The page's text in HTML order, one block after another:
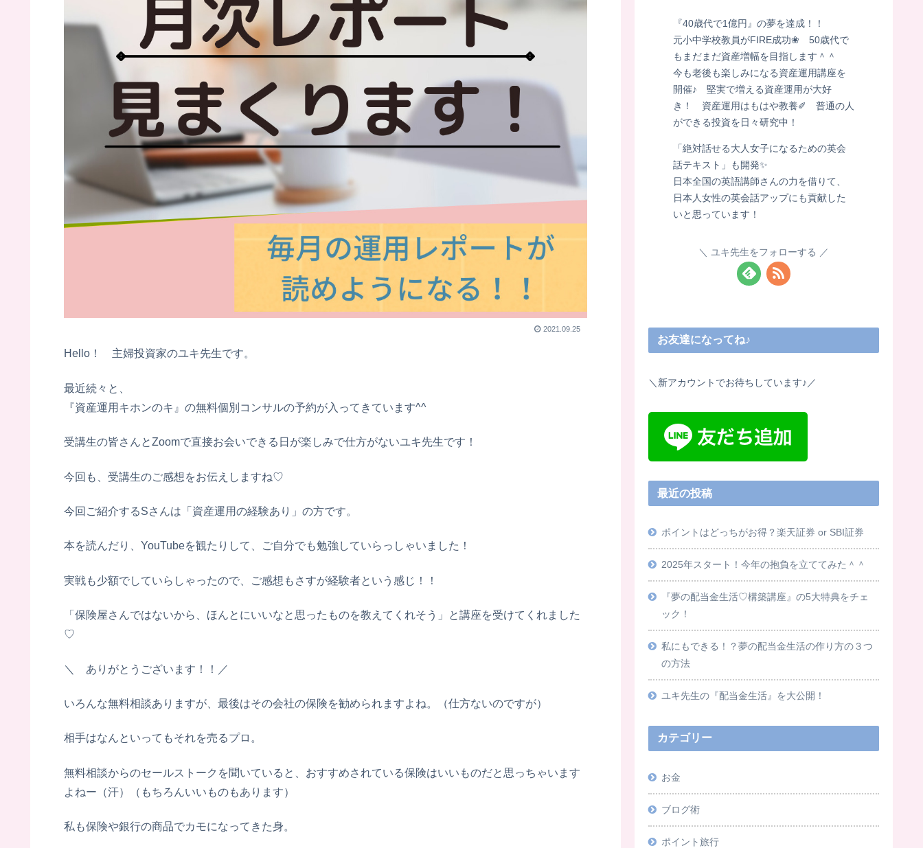
2021.09.25
Hello！ 主婦投資家のユキ先生です。
最近続々と、
『資産運用キホンのキ』の無料個別コンサルの予約が入ってきています^^
受講生の皆さんとZoomで直接お会いできる日が楽しみで仕方がないユキ先生です！
今回も、受講生のご感想をお伝えしますね♡
今回ご紹介するSさんは「資産運用の経験あり」の方です。
本を読んだり、YouTubeを観たりして、ご自分でも勉強していらっしゃいました！
実戦も少額でしていらしゃったので、ご感想もさすが経験者という感じ！！
「保険屋さんではないから、ほんとにいいなと思ったものを教えてくれそう」と講座を受けてくれました
♡
＼ ありがとうございます！！／
いろんな無料相談ありますが、最後はその会社の保険を勧められますよね。（仕方ないのですが）
相手はなんといってもそれを売るプロ。
無料相談からのセールストークを聞いていると、おすすめされている保険はいいものだと思っちゃいます
よねー（汗）（もちろんいいものもあります）
私も保険や銀行の商品でカモになってきた身。
『40歳代で1億円』の夢を達成！！
元小中学校教員がFIRE成功❀ 50歳代で
もまだまだ資産増幅を目指します＾＾
今も老後も楽しみになる資産運用講座を
開催♪ 堅実で増える資産運用が大好
き！ 資産運用はもはや教養✐ 普通の人
ができる投資を日々研究中！
「絶対話せる大人女子になるための英会
話テキスト」も開発✨
日本全国の英語講師さんの力を借りて、
日本人女性の英会話アップにも貢献した
いと思っています！
ユキ先生をフォローする
お友達になってね♪
＼新アカウントでお待ちしています♪／
最近の投稿
ポイントはどっちがお得？楽天証券 or SBI証券
2025年スタート！今年の抱負を立ててみた＾＾
『夢の配当金生活♡構築講座』の5大特典をチェ
ック！
私にもできる！？夢の配当金生活の作り方の３つ
の方法
ユキ先生の『配当金生活』を大公開！
カテゴリー
お金
ブログ術
ポイント旅行